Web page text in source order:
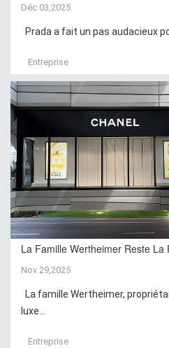
Déc 03,2025
Prada a fait un pas audacieux
Entreprise
La Famille Wertheimer Reste
Nov 29,2025
La famille Wertheimer,
luxe...
Entreprise